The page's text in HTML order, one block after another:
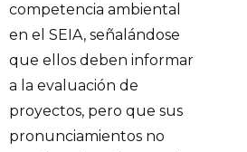
competencia ambiental
en el SEIA, señalándose
que ellos deben informar
a la evaluación de
proyectos, pero que sus
pronunciamientos no